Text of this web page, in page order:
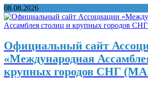
08.08.2026
Официальный сайт
«Международная
крупных городов СНГ